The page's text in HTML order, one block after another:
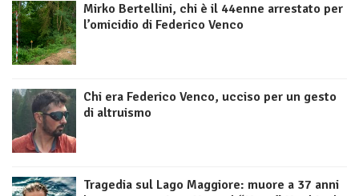
Mirko Bertellini, chi è il 44enne arrestato per
l’omicidio di Federico Venco
Chi era Federico Venco, ucciso per un gesto
di altruismo
Tragedia sul Lago Maggiore: muore a 37 anni